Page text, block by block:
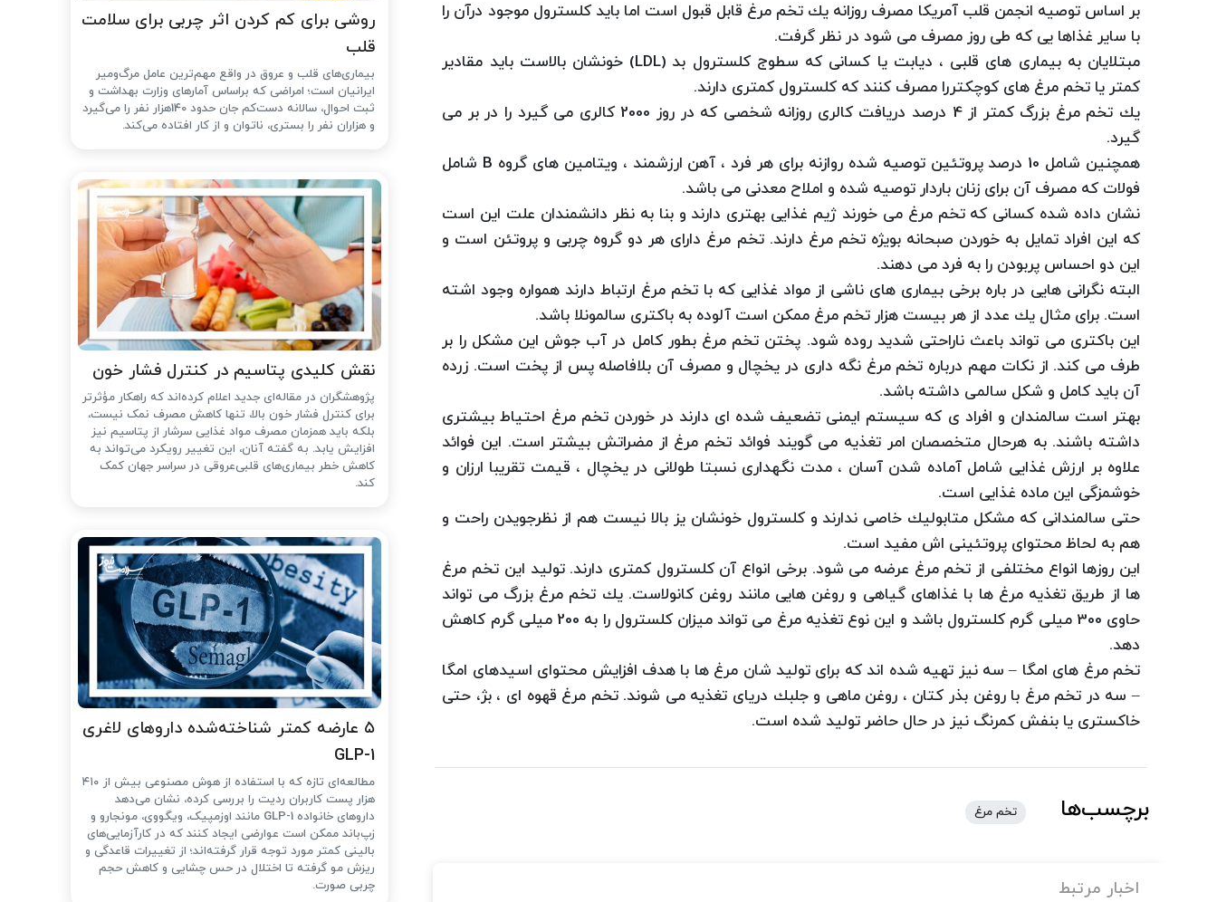
بر اساس توصیه انجمن قلب آمریكا مصرف روزانه یك تخم مرغ قابل قبول است اما باید كلسترول موجود درآن را
با سایر غذاها یی كه طی روز مصرف می شود در نظر گرفت.
مبتلایان به بیماری های قلبی ، دیابت یا كسانی كه سطوج كلسترول بد (LDL) خونشان بالاست باید مقادیر
كمتر یا تخم مرغ های كوچكتررا مصرف كنند كه كلسترول كمتری دارند.
یك تخم مرغ بزرگ كمتر از 4 درصد دریافت كالری روزانه شخصی كه در روز 2000 كالری می گیرد را در بر می
گیرد.
همچنین شامل 10 درصد پروتئین توصیه شده روازنه برای هر فرد ، آهن ارزشمند ، ویتامین های گروه B شامل
فولات كه مصرف آن برای زنان باردار توصیه شده و املاح معدنی می باشد.
نشان داده شده كسانی كه تخم مرغ می خورند ژیم غذایی بهتری دارند و بنا به نظر دانشمندان علت این است
كه این افراد تمایل به خوردن صبحانه بویژه تخم مرغ دارند. تخم مرغ دارای هر دو گروه چربی و پروتئن است و
این دو احساس پربودن را به فرد می دهند.
البته نگرانی هایی در باره برخی بیماری های ناشی از مواد غذایی كه با تخم مرغ ارتباط دارند همواره وجود اشته
است. برای مثال یك عدد از هر بیست هزار تخم مرغ ممكن است آلوده به باكتری سالمونلا باشد.
این باكتری می تواند باعث ناراحتی شدید روده شود. پختن تخم مرغ بطور كامل در آب جوش این مشكل را بر
طرف می كند. از نكات مهم درباره تخم مرغ نگه داری در یخچال و مصرف آن بلافاصله پس از پخت است. زرده
آن باید كامل و شكل سالمی داشته باشد.
بهتر است سالمندان و افراد ی كه سیستم ایمنی تضعیف شده ای دارند در خوردن تخم مرغ احتیاط بیشتری
داشته باشند. به هرحال متخصصان امر تغذیه می گویند فوائد تخم مرغ از مضراتش بیشتر است. این فوائد
علاوه بر ارزش غذایی شامل آماده شدن آسان ، مدت نگهداری نسبتا طولانی در یخچال ، قیمت تقریبا ارزان و
خوشمزگی این ماده غذایی است.
حتی سالمندانی كه مشكل متابولیك خاصی ندارند و كلسترول خونشان یز بالا نیست هم از نظرجویدن راحت و
هم به لحاظ محتوای پروتئینی اش مفید است.
این روزها انواع مختلفی از تخم مرغ عرضه می شود. برخی انواع آن كلسترول كمتری دارند. تولید این تخم مرغ
ها از طریق تغذیه مرغ ها با غذاهای گیاهی و روغن هایی مانند روغن كانولاست. یك تخم مرغ بزرگ می تواند
حاوی 300 میلی گرم كلسترول باشد و این نوع تغذیه مرغ می تواند میزان كلسترول را به 200 میلی گرم كاهش
دهد.
تخم مرغ های امگا – سه نیز تهیه شده اند كه برای تولید شان مرغ ها با هدف افزایش محتوای اسیدهای امگا
– سه در تخم مرغ با روغن بذر كتان ، روغن ماهی و جلبك دریای تغذیه می شوند. تخم مرغ قهوه ای ، بژ، حتی
خاكستری یا بنفش كمرنگ نیز در حال حاضر تولید شده است.
برچسب‌ها تخم مرغ
اخبار مرتبط
روشی برای کم کردن اثر چربی برای سلامت
قلب
بیماری‌های قلب و عروق در واقع مهم‌ترین عامل مرگ‌ومیر
ایرانیان است؛ امراضی که براساس آمارهای وزارت بهداشت و
ثبت احوال، سالانه دست‌کم جان حدود 140هزار نفر را می‌گیرد
و هزاران نفر را بستری، ناتوان و از کار افتاده می‌کند.
نقش کلیدی پتاسیم در کنترل فشار خون
پژوهشگران در مقاله‌ای جدید اعلام کرده‌اند که راهکار مؤثرتر
برای کنترل فشار خون بالا، تنها کاهش مصرف نمک نیست،
بلکه باید همزمان مصرف مواد غذایی سرشار از پتاسیم نیز
افزایش یابد. به گفته آنان، این تغییر رویکرد می‌تواند به
کاهش خطر بیماری‌های قلبی‌عروقی در سراسر جهان کمک
کند.
۵ عارضه کمتر شناخته‌شده داروهای لاغری
GLP-1
مطالعه‌ای تازه که با استفاده از هوش مصنوعی بیش از ۴۱۰
هزار پست کاربران ردیت را بررسی کرده، نشان می‌دهد
داروهای خانواده GLP-1 مانند اوزمپیک، ویگووی، مونجارو و
زپ‌باند ممکن است عوارضی ایجاد کنند که در کارآزمایی‌های
بالینی کمتر مورد توجه قرار گرفته‌اند؛ از تغییرات قاعدگی و
ریزش مو گرفته تا اختلال در حس چشایی و کاهش حجم
چربی صورت.